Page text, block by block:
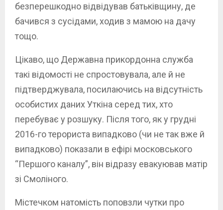
безперешкодно відвідував батьківщину, де
бачився з сусідами, ходив з мамою на дачу
тощо.
Цікаво, що Державна прикордонна служба
такі відомості не спростовувала, але й не
підтверджувала, посилаючись на відсутність
особистих даних Уткіна серед тих, хто
перебуває у розшуку. Після того, як у грудні
2016-го терориста випадково (чи не так вже й
випадково) показали в ефірі московського
“Першого каналу”, він відразу евакуював матір
зі Смоліного.
Містечком натомість поповзли чутки про